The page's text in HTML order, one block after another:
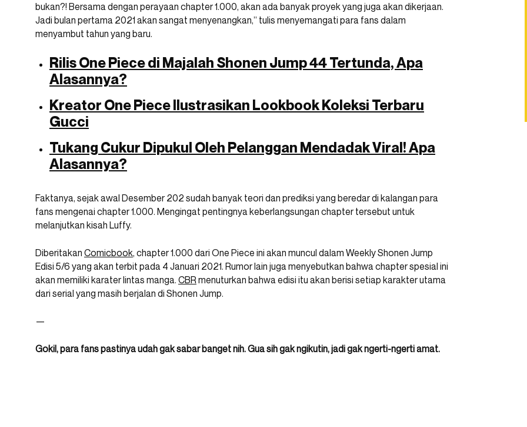
bukan?! Bersama dengan perayaan chapter 1.000, akan ada banyak proyek yang juga akan dikerjaan.
Jadi bulan pertama 2021 akan sangat menyenangkan,” tulis menyemangati para fans dalam
menyambut tahun yang baru.
Rilis One Piece di Majalah Shonen Jump 44 Tertunda, Apa
Alasannya?
Kreator One Piece Ilustrasikan Lookbook Koleksi Terbaru
Gucci
Tukang Cukur Dipukul Oleh Pelanggan Mendadak Viral! Apa
Alasannya?
Faktanya, sejak awal Desember 202 sudah banyak teori dan prediksi yang beredar di kalangan para
fans mengenai chapter 1.000. Mengingat pentingnya keberlangsungan chapter tersebut untuk
melanjutkan kisah Luffy.
Diberitakan Comicbook, chapter 1.000 dari One Piece ini akan muncul dalam Weekly Shonen Jump
Edisi 5/6 yang akan terbit pada 4 Januari 2021. Rumor lain juga menyebutkan bahwa chapter spesial ini
akan memiliki karater lintas manga. CBR menuturkan bahwa edisi itu akan berisi setiap karakter utama
dari serial yang masih berjalan di Shonen Jump.
—
Gokil, para fans pastinya udah gak sabar banget nih. Gua sih gak ngikutin, jadi gak ngerti-ngerti amat.